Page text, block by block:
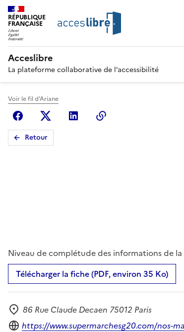
RÉPUBLIQUE
FRANÇAISE
Acceslibre
La plateforme collaborative de l’accessibilité
Voir le fil d'Ariane
FacebookX (anciennement Twitter)
Linkedin
Retour
Niveau de complétude des informations de la
Télécharger la fiche (PDF, environ 35 Ko)
Adresse
86 Rue Claude Decaen 75012 Paris
Site internet
https://www.supermarchesg20.com/nos-